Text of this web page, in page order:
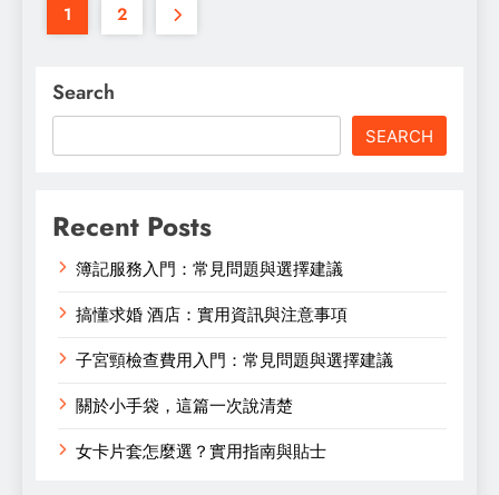
1 2
Search
SEARCH
Recent Posts
簿記服務入門：常見問題與選擇建議
搞懂求婚 酒店：實用資訊與注意事項
子宮頸檢查費用入門：常見問題與選擇建議
關於小手袋，這篇一次說清楚
女卡片套怎麼選？實用指南與貼士